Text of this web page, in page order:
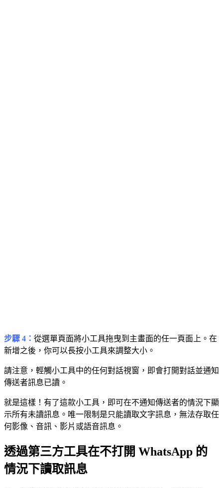
步驟 4： 從選單頁面將小工具拖曳到主畫面的任一頁面上。在
新增之後，你可以長按小工具來調整大小。
請注意，輕觸小工具中的任何對話視窗，即會打開對話並通知
傳送者訊息已讀。
就是這樣！有了這款小工具，即可在不通知傳送者的情況下顯
示所有未讀訊息。唯一限制是只能讀取文字訊息，無法存取任
何影像、音訊、影片或語音訊息。
透過第三方工具在不打開 WhatsApp 的
情況下讀取訊息